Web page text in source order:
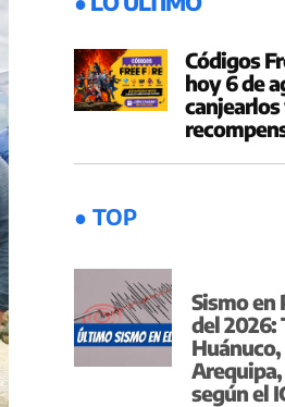
Códigos
hoy 6 de
● TOP
Sismo en
del 2026:
según el